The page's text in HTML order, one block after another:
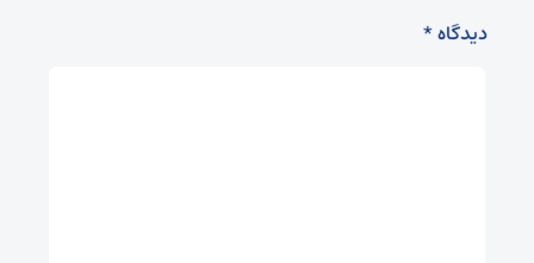
دیدگاه*